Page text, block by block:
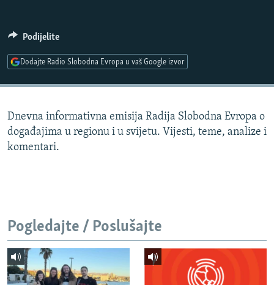
DNEVNO@RSE
SPECIJALI RSE
POPLAVE I KLIZIŠTA U BIH 2024.
TV LIBERTY
SVE KARTE DEJTONA
NASTANAK I RASPAD JUGOSLAVIJE
PRATITE NAS
Sve RFE/RL stranice
Podijelite
Dodajte Radio Slobodna Evropa u vaš Google izvor
Dnevna informativna emisija Radija Slobodna Evropa o
događajima u regionu i u svijetu. Vijesti, teme, analize i
komentari.
Pogledajte / Poslušajte